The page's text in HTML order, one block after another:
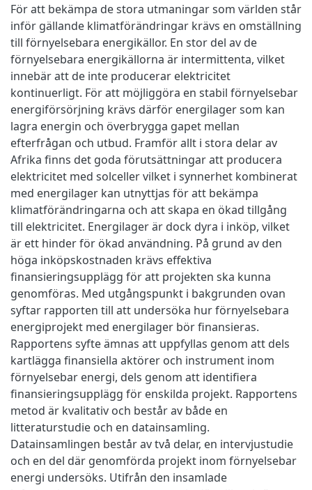
För att bekämpa de stora utmaningar som världen står
inför gällande klimatförändringar krävs en omställning
till förnyelsebara energikällor. En stor del av de
förnyelsebara energikällorna är intermittenta, vilket
innebär att de inte producerar elektricitet
kontinuerligt. För att möjliggöra en stabil förnyelsebar
energiförsörjning krävs därför energilager som kan
lagra energin och överbrygga gapet mellan
efterfrågan och utbud. Framför allt i stora delar av
Afrika finns det goda förutsättningar att producera
elektricitet med solceller vilket i synnerhet kombinerat
med energilager kan utnyttjas för att bekämpa
klimatförändringarna och att skapa en ökad tillgång
till elektricitet. Energilager är dock dyra i inköp, vilket
är ett hinder för ökad användning. På grund av den
höga inköpskostnaden krävs effektiva
finansieringsupplägg för att projekten ska kunna
genomföras. Med utgångspunkt i bakgrunden ovan
syftar rapporten till att undersöka hur förnyelsebara
energiprojekt med energilager bör finansieras.
Rapportens syfte ämnas att uppfyllas genom att dels
kartlägga finansiella aktörer och instrument inom
förnyelsebar energi, dels genom att identifiera
finansieringsupplägg för enskilda projekt. Rapportens
metod är kvalitativ och består av både en
litteraturstudie och en datainsamling.
Datainsamlingen består av två delar, en intervjustudie
och en del där genomförda projekt inom förnyelsebar
energi undersöks. Utifrån den insamlade